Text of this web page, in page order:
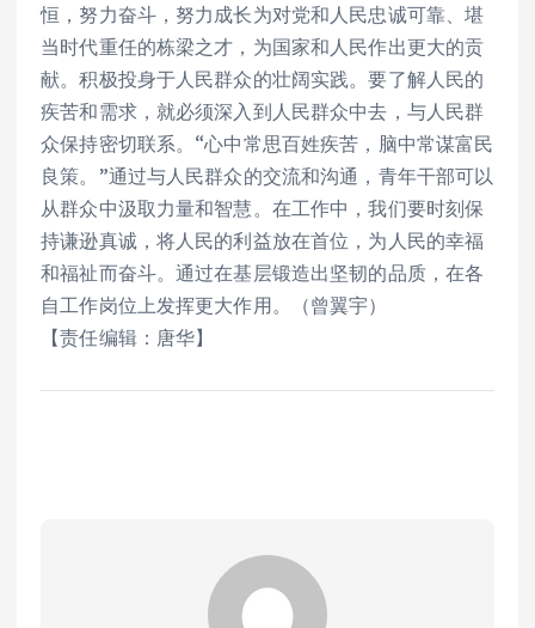
恒，努力奋斗，努力成长为对党和人民忠诚可靠、堪
当时代重任的栋梁之才，为国家和人民作出更大的贡
献。积极投身于人民群众的壮阔实践。要了解人民的
疾苦和需求，就必须深入到人民群众中去，与人民群
众保持密切联系。“心中常思百姓疾苦，脑中常谋富民
良策。”通过与人民群众的交流和沟通，青年干部可以
从群众中汲取力量和智慧。在工作中，我们要时刻保
持谦逊真诚，将人民的利益放在首位，为人民的幸福
和福祉而奋斗。通过在基层锻造出坚韧的品质，在各
自工作岗位上发挥更大作用。（曾翼宇）
【责任编辑：唐华】